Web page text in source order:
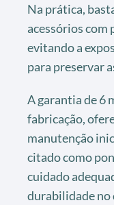
Na prática,
acessórios com
evitando a
para preservar
A garantia de 6
fabricação,
manutenção
citado como
cuidado
durabilidade no